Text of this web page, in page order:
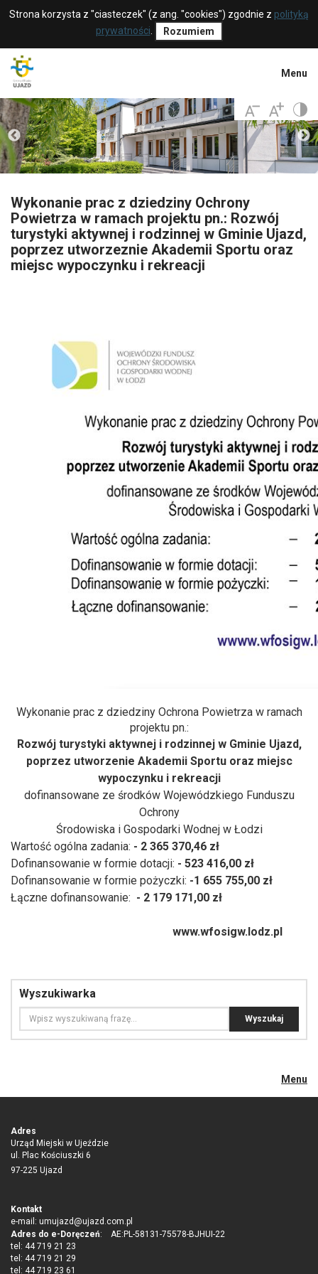
Strona korzysta z "ciasteczek" (z ang. "cookies") zgodnie z polityką
prywatności
Rozumiem
Menu
Wykonanie prac z dziedziny Ochrony
Powietrza w ramach projektu pn.: Rozwój
turystyki aktywnej i rodzinnej w Gminie Ujazd,
poprzez utworzeznie Akademii Sportu oraz
miejsc wypoczynku i rekreacji
Wykonanie prac z dziedziny Ochrona Powietrza w ramach
projektu pn.:
Rozwój turystyki aktywnej i rodzinnej w Gminie Ujazd,
poprzez utworzenie Akademii Sportu oraz miejsc
wypoczynku i rekreacji
dofinansowane ze środków Wojewódzkiego Funduszu
Ochrony
Środowiska i Gospodarki Wodnej w Łodzi
Wartość ogólna zadania: - 2 365 370,46 zł
Dofinansowanie w formie dotacji: - 523 416,00 zł
Dofinansowanie w formie pożyczki: -1 655 755,00 zł
Łączne dofinansowanie: - 2 179 171,00 zł
www.wfosigw.lodz.pl
Wyszukiwarka
Menu
Adres
Urząd Miejski w Ujeździe
ul. Plac Kościuszki 6
97-225 Ujazd
Kontakt
e-mail: umujazd@ujazd.com.pl
Adres do e-Doręczeń: AE:PL-58131-75578-BJHUI-22
tel: 44 719 21 23
tel: 44 719 21 29
tel: 44 719 23 61